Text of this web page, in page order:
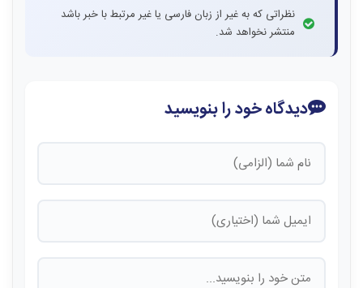
نظراتی که به غیر از زبان فارسی یا غیر مرتبط با خبر باشد
منتشر نخواهد شد.
دیدگاه خود را بنویسید